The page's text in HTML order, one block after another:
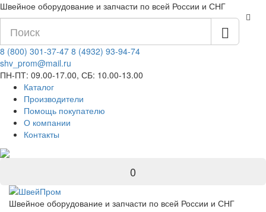
Швейное оборудование и запчасти по всей России и СНГ
8 (800) 301-37-47 8 (4932) 93-94-74
shv_prom@mail.ru
ПН-ПТ: 09.00-17.00, СБ: 10.00-13.00
Каталог
Производители
Помощь покупателю
О компании
Контакты
0
Швейное оборудование и запчасти по всей России и СНГ